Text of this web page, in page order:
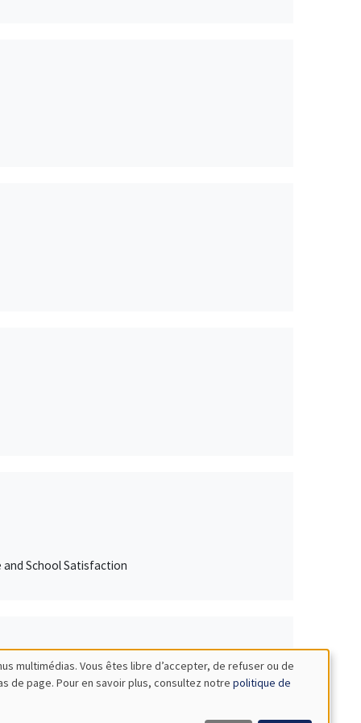
and School Satisfaction
multimédias. Vous êtes libre d’accepter, de refuser ou de
de page. Pour en savoir plus, consultez notre politique de